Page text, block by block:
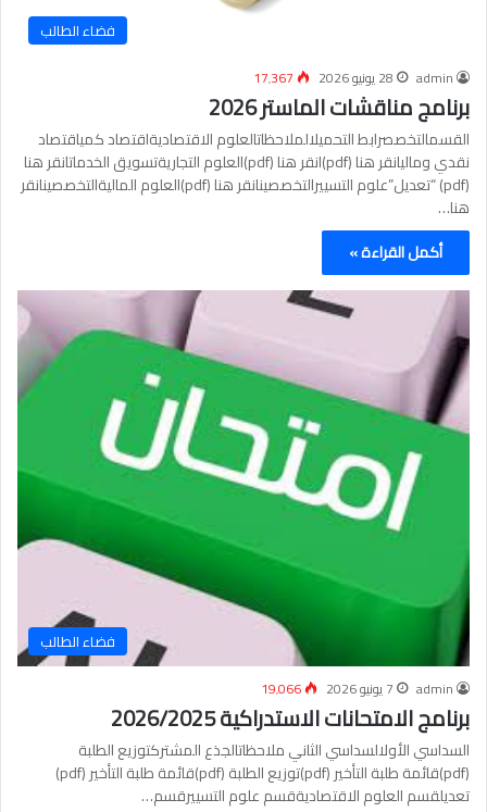
فضاء الطالب
admin 28 يونيو 2026 17٬367
برنامج مناقشات الماستر 2026
القسمالتخصصرابط التحميلالملاحظاتالعلوم الاقتصاديةاقتصاد كمياقتصاد
نقدي وماليانقر هنا (pdf)انقر هنا (pdf)العلوم التجاريةتسويق الخدماتانقر هنا
(pdf) “تعديل”علوم التسييرالتخصصينانقر هنا (pdf)العلوم الماليةالتخصصينانقر
هنا…
أكمل القراءة »
فضاء الطالب
admin 7 يونيو 2026 19٬066
برنامج الامتحانات الاستدراكية 2026/2025
السداسي الأولالسداسي الثاني ملاحظاتالجذع المشتركتوزيع الطلبة
(pdf)قائمة طلبة التأخير (pdf)توزيع الطلبة (pdf)قائمة طلبة التأخير (pdf)
تعديلقسم العلوم الاقتصاديةقسم علوم التسييرقسم…